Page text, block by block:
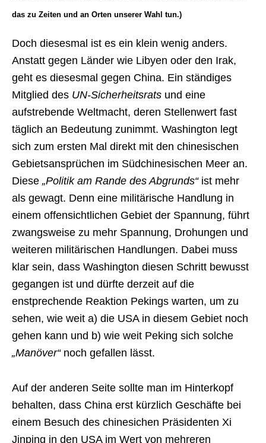
das zu Zeiten und an Orten unserer Wahl tun.)
Doch diesesmal ist es ein klein wenig anders.
Anstatt gegen Länder wie Libyen oder den Irak,
geht es diesesmal gegen China. Ein ständiges
Mitglied des UN-Sicherheitsrats und eine
aufstrebende Weltmacht, deren Stellenwert fast
täglich an Bedeutung zunimmt. Washington legt
sich zum ersten Mal direkt mit den chinesischen
Gebietsansprüchen im Südchinesischen Meer an.
Diese „Politik am Rande des Abgrunds“ist mehr
als gewagt. Denn eine militärische Handlung in
einem offensichtlichen Gebiet der Spannung, führt
zwangsweise zu mehr Spannung, Drohungen und
weiteren militärischen Handlungen. Dabei muss
klar sein, dass Washington diesen Schritt bewusst
gegangen ist und dürfte derzeit auf die
enstprechende Reaktion Pekings warten, um zu
sehen, wie weit a) die USA in diesem Gebiet noch
gehen kann und b) wie weit Peking sich solche
„Manöver“noch gefallen lässt.
Auf der anderen Seite sollte man im Hinterkopf
behalten, dass China erst kürzlich Geschäfte bei
einem Besuch des chinesichen Präsidenten Xi
Jinping in den USA im Wert von mehreren